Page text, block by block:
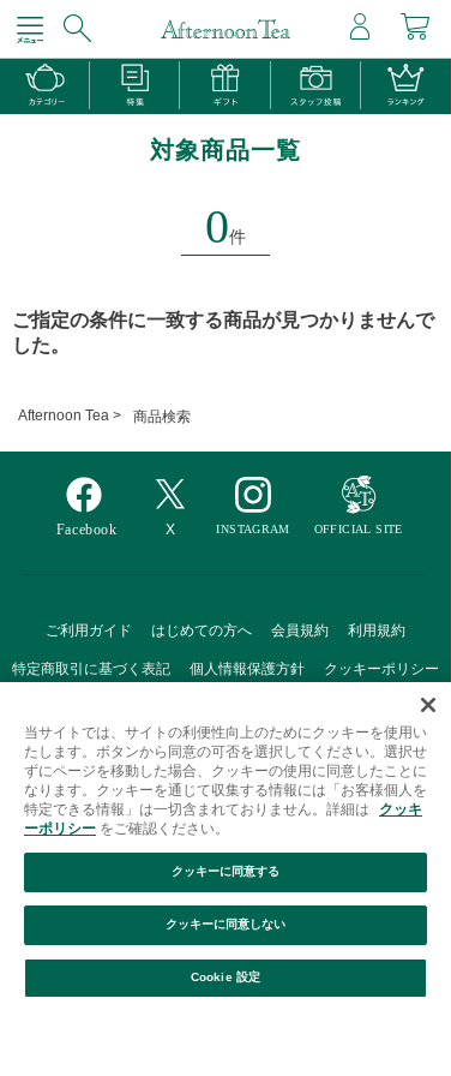
対象商品一覧
0件
絞り込み 並び替え
ご指定の条件に一致する商品が見つかりませんで
した。
Afternoon Tea > 商品検索
ご利用ガイド はじめての方へ 会員規約 利用規約
特定商取引に基づく表記 個人情報保護方針 クッキーポリシー
Afternoon Tea(アフタヌーンティー)公式オンラインストアで
は、
キッチン・ダイニングなどの生活雑貨、紅茶・焼き菓子など、
毎日新商品をご用意しています。
当サイトでは、サイトの利便性向上のためにクッキーを使用い
たします。ボタンから同意の可否を選択してください。選択せ
ずにページを移動した場合、クッキーの使用に同意したことに
なります。クッキーを通じて収集する情報には「お客様個人を
特定できる情報」は一切含まれておりません。詳細は
クッキ
ーポリシー をご確認ください。
Cookie 設定
クッキーに同意しない
クッキーに同意する